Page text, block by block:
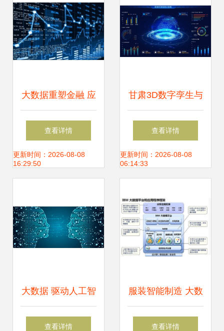
大数据重塑金融 应
用全景与深远影响
查看详情
更新时间：2026-08-08
16:29:50
甘肃3D数字孪生与
工厂人员定位可视
化系统 大数据时代
案
查看详情
更新时间：2026-08-08
06:14:33
大数据 驱动人工智
能浪潮的基石与引
查看详情
服装智能制造 大数
据驱动制造业迈向
查看详情